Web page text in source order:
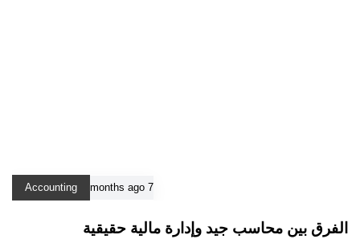
7 months ago
Accounting
الفرق بين محاسب جيد وإدارة مالية حقيقية